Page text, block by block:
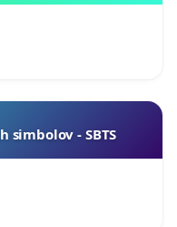
- SBTS